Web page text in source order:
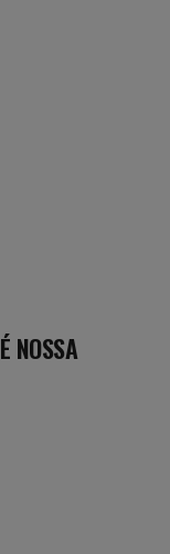
NOSSA